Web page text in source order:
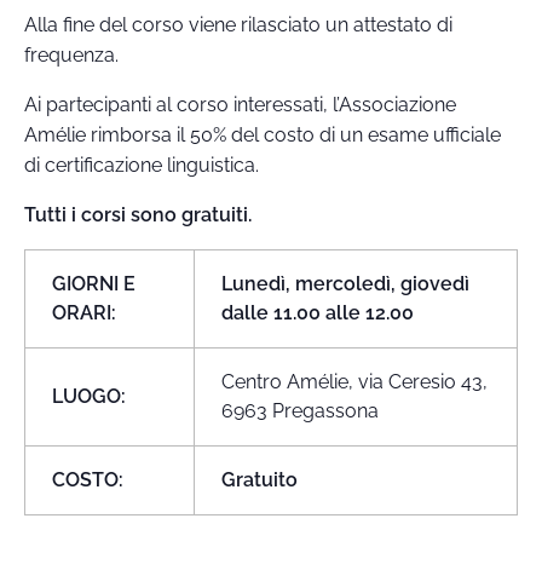
Alla fine del corso viene rilasciato un attestato di
frequenza.
Ai partecipanti al corso interessati, l’Associazione
Amélie rimborsa il 50% del costo di un esame ufficiale
di certificazione linguistica.
Tutti i corsi sono gratuiti.
GIORNI E
ORARI:
Lunedì, mercoledì, giovedì
dalle 11.00 alle 12.00
LUOGO:
Centro Amélie, via Ceresio 43,
6963 Pregassona
COSTO: Gratuito